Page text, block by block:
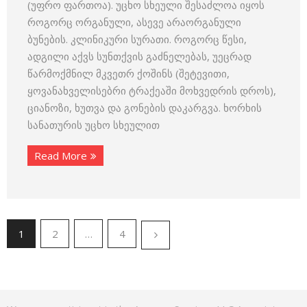
(უფრო ფართოა). უცხო სხეული შესაძლოა იყოს
როგორც ორგანული, ასევე არაორგანული
ბუნების. კლინიკური სურათი. როგორც წესი,
ადგილი აქვს სუნთქვის გაძნელებას, უეცრად
წარმოქმნილ მკვეთრ ქოშინს (შეტევითი,
ყოვანახველისებრი ტრაქეაში მოხვედრის დროს),
ციანოზი, ხუთვა და გონების დაკარგვა. ხორხის
სანათურის უცხო სხეულით
Read More
1 2 … 4